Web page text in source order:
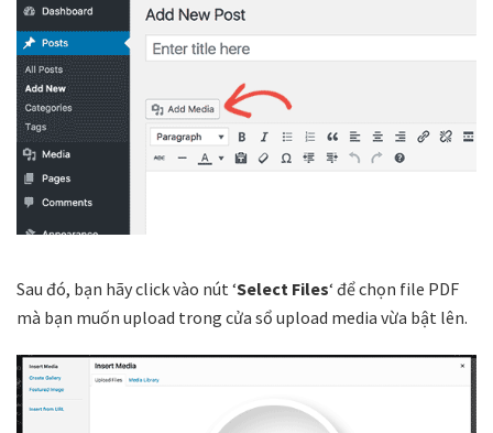
Sau đó, bạn hãy click vào nút ‘Select Files‘ để chọn file PDF
mà bạn muốn upload trong cửa sổ upload media vừa bật lên.